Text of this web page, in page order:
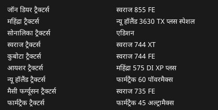
जॉन डियर ट्रैक्टर्स
महिंद्रा ट्रैक्टर्स
सोनालिका ट्रैक्टर्स
स्वराज ट्रैक्टर्स
कुबोटा ट्रैक्टर्स
आयशर ट्रैक्टर्स
न्यू हॉलैंड ट्रैक्टर्स
मैसी फर्ग्यूसन ट्रैक्टर्स
फार्मट्रैक ट्रैक्टर्स
स्वराज 855 FE
न्यू हॉलैंड 3630 TX प्लस स्पेशल
एडिशन
स्वराज 744 XT
स्वराज 744 FE
महिंद्रा 575 DI XP प्लस
फार्मट्रैक 60 पॉवरमैक्स
स्वराज 735 FE
फार्मट्रैक 45 अल्ट्रामैक्स